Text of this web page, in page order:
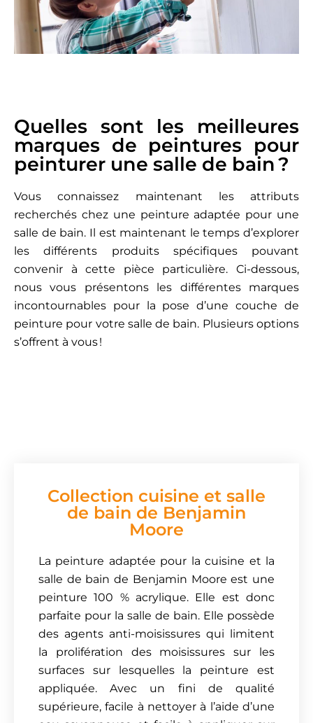
Quelles sont les meilleures
marques de peintures pour
peinturer une salle de bain ?
Vous connaissez maintenant les attributs
recherchés chez une peinture adaptée pour une
salle de bain. Il est maintenant le temps d’explorer
les différents produits spécifiques pouvant
convenir à cette pièce particulière. Ci-dessous,
nous vous présentons les différentes marques
incontournables pour la pose d’une couche de
peinture pour votre salle de bain. Plusieurs options
s’offrent à vous !
Collection cuisine et salle
de bain de Benjamin
Moore
La peinture adaptée pour la cuisine et la
salle de bain de Benjamin Moore est une
peinture 100 % acrylique. Elle est donc
parfaite pour la salle de bain. Elle possède
des agents anti-moisissures qui limitent
la prolifération des moisissures sur les
surfaces sur lesquelles la peinture est
appliquée. Avec un fini de qualité
supérieure, facile à nettoyer à l’aide d’une